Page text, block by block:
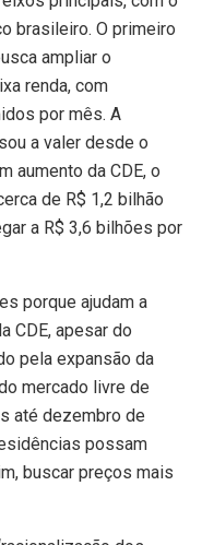
brasileiro. O primeiro
ampliar o
renda, com
por mês. A
a valer desde o
aumento da CDE, o
de R$ 1,2 bilhão
a R$ 3,6 bilhões por
porque ajudam a
CDE, apesar do
pela expansão da
mercado livre de
até dezembro de
possam
buscar preços mais